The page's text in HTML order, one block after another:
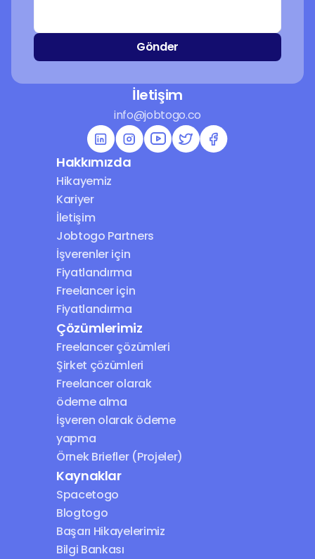
Gönder
İletişim
info@jobtogo.co
Hakkımızda
Hikayemiz
Kariyer
İletişim
Jobtogo Partners
İşverenler için
Fiyatlandırma
Freelancer için
Fiyatlandırma
Çözümlerimiz
Freelancer çözümleri
Şirket çözümleri
Freelancer olarak
ödeme alma
İşveren olarak ödeme
yapma
Örnek Briefler (Projeler)
Kaynaklar
Spacetogo
Blogtogo
Başarı Hikayelerimiz
Bilgi Bankası